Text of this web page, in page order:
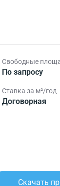
Свободные
По запросу
Ставка за м²/год
Договорная
Скачать